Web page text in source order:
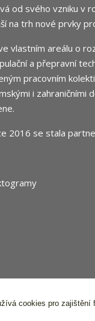
od svého vzniku v
na trh nové prvky
vlastním areálu o
a přepravní
pracovním
i zahraničními
2016 se stala
Stavocentrum FPS
cookies pro